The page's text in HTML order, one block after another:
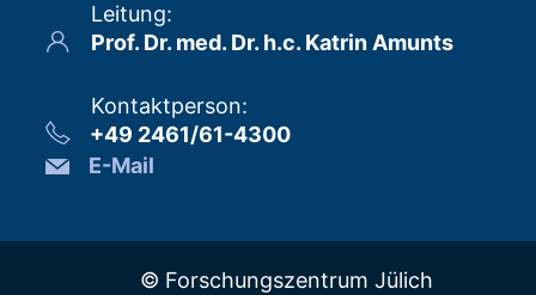
Leitung:
Prof. Dr. med. Dr. h.c. Katrin Amunts
Kontaktperson:
+49 2461/61-4300
E-Mail
© Forschungszentrum Jülich